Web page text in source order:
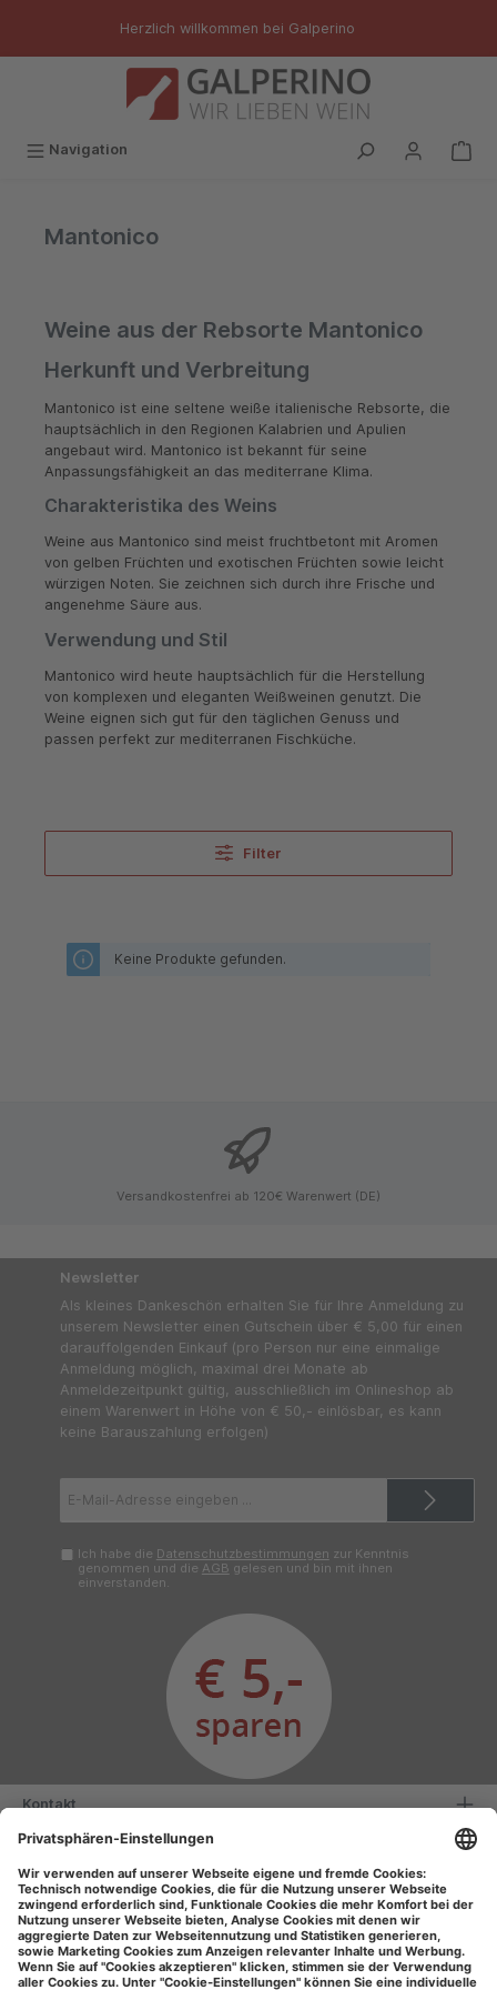
Herzlich willkommen bei Galperino
Navigation
Mantonico
Weine aus der Rebsorte Mantonico
Herkunft und Verbreitung
Mantonico ist eine seltene weiße italienische Rebsorte, die
hauptsächlich in den Regionen Kalabrien und Apulien
angebaut wird. Mantonico ist bekannt für seine
Anpassungsfähigkeit an das mediterrane Klima.
Charakteristika des Weins
Weine aus Mantonico sind meist fruchtbetont mit Aromen
von gelben Früchten und exotischen Früchten sowie leicht
würzigen Noten. Sie zeichnen sich durch ihre Frische und
angenehme Säure aus.
Verwendung und Stil
Mantonico wird heute hauptsächlich für die Herstellung
von komplexen und eleganten Weißweinen genutzt. Die
Weine eignen sich gut für den täglichen Genuss und
passen perfekt zur mediterranen Fischküche.
Filter
Keine Produkte gefunden.
Versandkostenfrei ab 120€ Warenwert (DE)
Newsletter
Als kleines Dankeschön erhalten Sie für Ihre Anmeldung zu
unserem Newsletter einen Gutschein über € 5,00 für einen
darauffolgenden Einkauf (pro Person nur eine einmalige
Anmeldung möglich, maximal drei Monate ab
Anmeldezeitpunkt gültig, ausschließlich im Onlineshop ab
einem Warenwert in Höhe von € 50,- einlösbar, es kann
keine Barauszahlung erfolgen)
Mail-
Ich habe die Datenschutzbestimmungen zur Kenntnis
genommen und die AGB gelesen und bin mit ihnen
einverstanden.
Kontakt
Serviceinformationen
Informationen
Unsere Vorteile
Versandarten